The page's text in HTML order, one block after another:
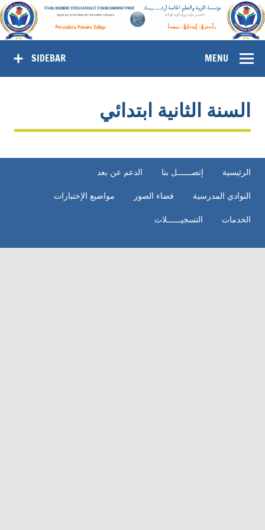
SIDEBAR MENU
السنة الثانية ابتدائي
الرئيسية إتصــــــل بنا الدعم عن بعد
النوادي المدرسية فضاء الصور مواضيع الإختبارات
الخدمات التسجيــــــلات